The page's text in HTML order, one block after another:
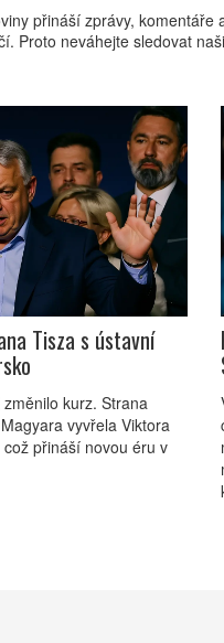
přináší zprávy,
Proto neváhejte sledovat
Tisza s ústavní
kurz. Strana
vyvřela Viktora
přináší novou éru v